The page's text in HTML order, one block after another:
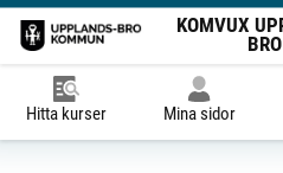
KOMVUX
BRO
Hitta kurser Mina sidor